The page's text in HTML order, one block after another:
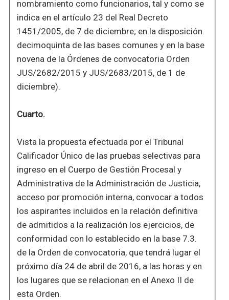
nombramiento como funcionarios, tal y como se
indica en el artículo 23 del Real Decreto
1451/2005, de 7 de diciembre; en la disposición
decimoquinta de las bases comunes y en la base
novena de la Órdenes de convocatoria Orden
JUS/2682/2015 y JUS/2683/2015, de 1 de
diciembre).
Cuarto.
Vista la propuesta efectuada por el Tribunal
Calificador Único de las pruebas selectivas para
ingreso en el Cuerpo de Gestión Procesal y
Administrativa de la Administración de Justicia,
acceso por promoción interna, convocar a todos
los aspirantes incluidos en la relación definitiva
de admitidos a la realización los ejercicios, de
conformidad con lo establecido en la base 7.3.
de la Orden de convocatoria, que tendrá lugar el
próximo día 24 de abril de 2016, a las horas y en
los lugares que se relacionan en el Anexo II de
esta Orden.